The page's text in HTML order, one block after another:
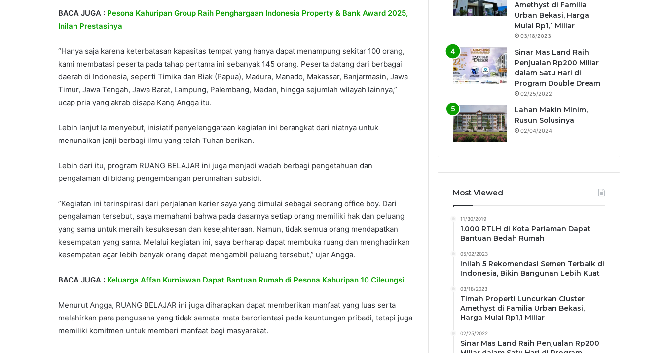
BACA JUGA : Pesona Kahuripan Group Raih Penghargaan Indonesia Property & Bank Award 2025,
Inilah Prestasinya
“Hanya saja karena keterbatasan kapasitas tempat yang hanya dapat menampung sekitar 100 orang,
kami membatasi peserta pada tahap pertama ini sebanyak 145 orang. Peserta datang dari berbagai
daerah di Indonesia, seperti Timika dan Biak (Papua), Madura, Manado, Makassar, Banjarmasin, Jawa
Timur, Jawa Tengah, Jawa Barat, Lampung, Palembang, Medan, hingga sejumlah wilayah lainnya,”
ucap pria yang akrab disapa Kang Angga itu.
Lebih lanjut Ia menyebut, inisiatif penyelenggaraan kegiatan ini berangkat dari niatnya untuk
menunaikan janji berbagi ilmu yang telah Tuhan berikan.
Lebih dari itu, program RUANG BELAJAR ini juga menjadi wadah berbagi pengetahuan dan
pengalaman di bidang pengembangan perumahan subsidi.
”Kegiatan ini terinspirasi dari perjalanan karier saya yang dimulai sebagai seorang office boy. Dari
pengalaman tersebut, saya memahami bahwa pada dasarnya setiap orang memiliki hak dan peluang
yang sama untuk meraih kesuksesan dan kesejahteraan. Namun, tidak semua orang mendapatkan
kesempatan yang sama. Melalui kegiatan ini, saya berharap dapat membuka ruang dan menghadirkan
kesempatan agar lebih banyak orang dapat mengambil peluang tersebut,” ujar Angga.
BACA JUGA : Keluarga Affan Kurniawan Dapat Bantuan Rumah di Pesona Kahuripan 10 Cileungsi
Menurut Angga, RUANG BELAJAR ini juga diharapkan dapat memberikan manfaat yang luas serta
melahirkan para pengusaha yang tidak semata-mata berorientasi pada keuntungan pribadi, tetapi juga
memiliki komitmen untuk memberi manfaat bagi masyarakat.
Amethyst di Familia
Urban Bekasi, Harga
Mulai Rp1,1 Miliar
03/18/2023
Sinar Mas Land Raih
Penjualan Rp200 Miliar
dalam Satu Hari di
Program Double Dream
02/25/2022
Lahan Makin Minim,
Rusun Solusinya
02/04/2024
Most Viewed
11/30/2019
1.000 RTLH di Kota Pariaman Dapat
Bantuan Bedah Rumah
05/02/2023
Inilah 5 Rekomendasi Semen Terbaik di
Indonesia, Bikin Bangunan Lebih Kuat
03/18/2023
Timah Properti Luncurkan Cluster
Amethyst di Familia Urban Bekasi,
Harga Mulai Rp1,1 Miliar
02/25/2022
Sinar Mas Land Raih Penjualan Rp200